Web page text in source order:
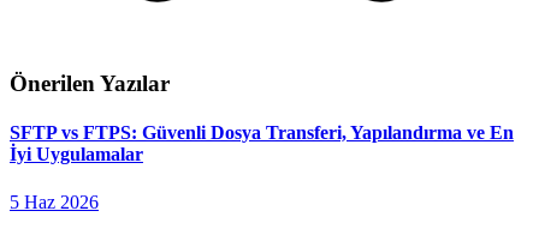
Önerilen Yazılar
SFTP vs FTPS: Güvenli Dosya Transferi, Yapılandırma ve En
İyi Uygulamalar
5 Haz 2026